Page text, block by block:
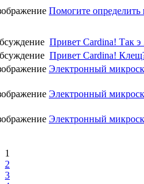
Помогите определить
Привет Cardina! Так э
Привет Cardina!
Электронный
Электронный
Электронный
1
2
3